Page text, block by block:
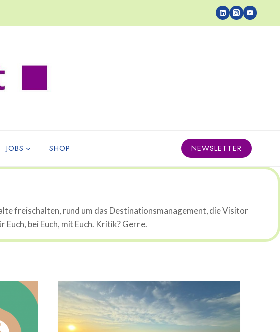
JOBS SHOP NEWSLETTER
freischalten, rund um das Destinationsmanagement, die Visitor
bei Euch, mit Euch. Kritik? Gerne.